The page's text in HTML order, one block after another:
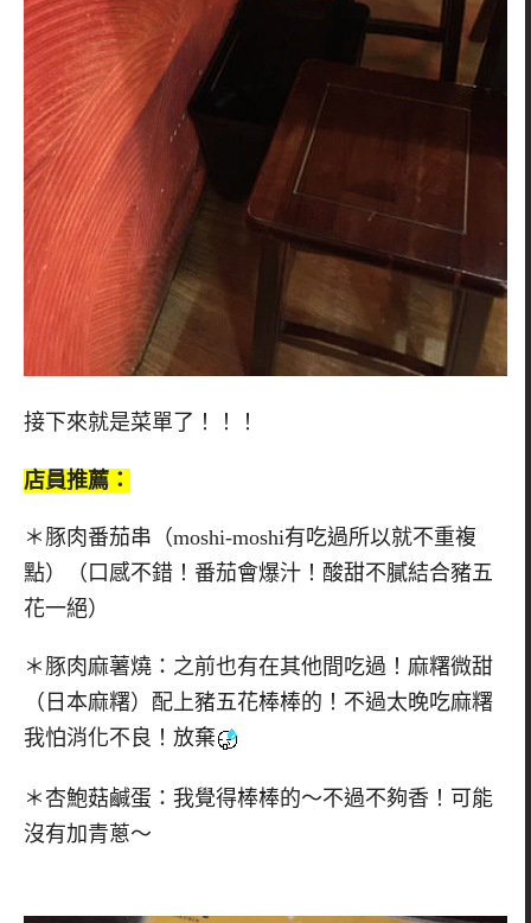
接下來就是菜單了！！！
店員推薦：
＊豚肉番茄串（moshi-moshi有吃過所以就不重複
點）（口感不錯！番茄會爆汁！酸甜不膩結合豬五
花一絕）
＊豚肉麻薯燒：之前也有在其他間吃過！麻糬微甜
（日本麻糬）配上豬五花棒棒的！不過太晚吃麻糬
我怕消化不良！放棄
＊杏鮑菇鹹蛋：我覺得棒棒的～不過不夠香！可能
沒有加青蔥～